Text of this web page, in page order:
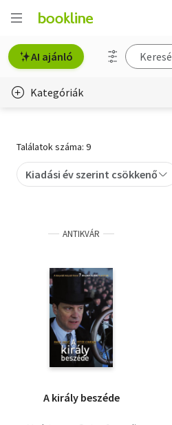
AI ajánló
Kategóriák
Gyermek- és ifjúsági
Művészet
Szakkönyv
Szótár, nyelvkönyv
Tankönyv, segédkönyv
Társadalomtudomány
Természettudomány
Találatok száma: 9
Kiadási év szerint csökkenő
ANTIKVÁR
A király beszéde